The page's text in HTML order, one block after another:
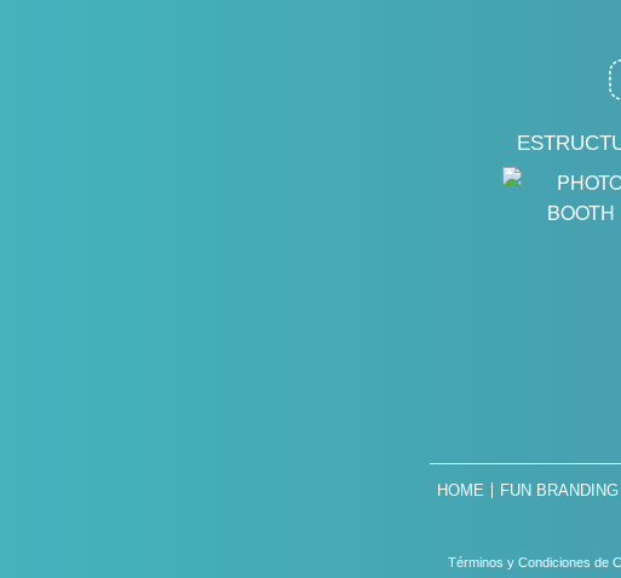
HOME FUN BRANDING
Términos y Condiciones de